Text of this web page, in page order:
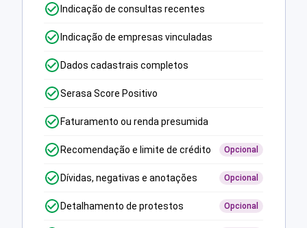
Indicação de consultas recentes
Indicação de empresas vinculadas
Dados cadastrais completos
Serasa Score Positivo
Faturamento ou renda presumida
Recomendação e limite de crédito Opcional
Dívidas, negativas e anotações Opcional
Detalhamento de protestos Opcional